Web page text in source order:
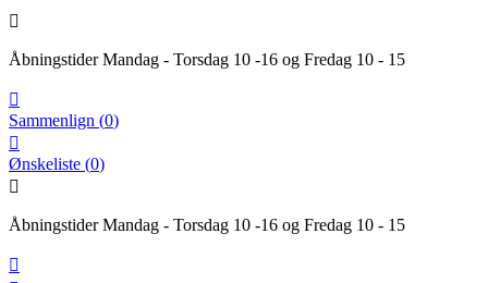

Åbningstider Mandag - Torsdag 10 -16 og Fredag 10 - 15

Sammenlign (0)

Ønskeliste (0)

Åbningstider Mandag - Torsdag 10 -16 og Fredag 10 - 15
